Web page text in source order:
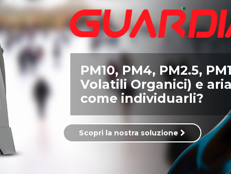
PM10, PM4, PM2.5,
Volatili Organici) e
come individuarli?
Scopri la nostra soluzione